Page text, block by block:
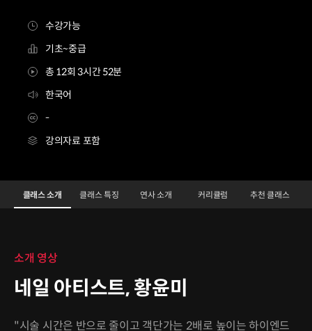
수강가능
기초~중급
총 12회 3시간 52분
한국어
-
강의자료 포함
네일아티스트 황윤미 Details
Configuration Information Shortcuts
클래스 소개 클래스 특징 연사 소개 커리큘럼 추천 클래스
소개 영상
네일 아티스트, 황윤미
"시술 시간은 반으로 줄이고 객단가는 2배로 높이는 하이엔드